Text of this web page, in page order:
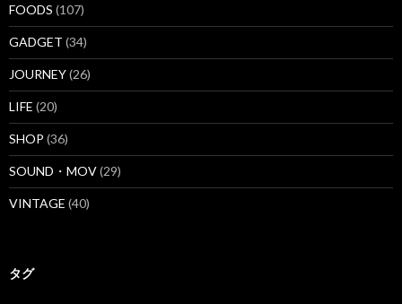
FOODS (107)
GADGET (34)
JOURNEY(26)
LIFE (20)
SHOP (36)
SOUND・MOV(29)
VINTAGE (40)
タグ